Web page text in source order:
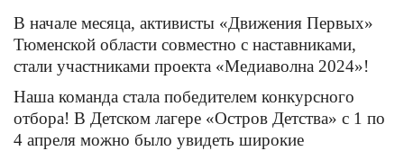
В начале месяца, активисты «Движения Первых»
Тюменской области совместно с наставниками,
стали участниками проекта «Медиаволна 2024»!
Наша команда стала победителем конкурсного
отбора! В Детском лагере «Остров Детства» с 1 по
4 апреля можно было увидеть широкие